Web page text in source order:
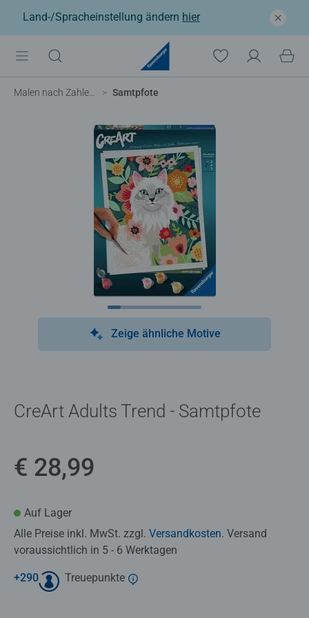
Land-/Spracheinstellung ändern hier
Malen nach Zahlen Erwachsene Samtpfote
Zeige ähnliche Motive
CreArt Adults Trend - Samtpfote
€ 28,99
Auf Lager
Alle Preise inkl. MwSt. zzgl. Versandkosten. Versand
voraussichtlich in 5 - 6 Werktagen
+290 Treuepunkte